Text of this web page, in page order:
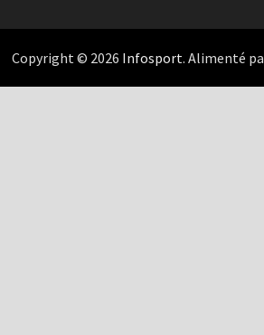
Copyright © 2026 Infosport. Alimenté